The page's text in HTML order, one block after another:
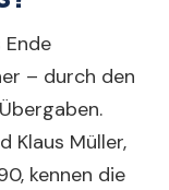
Ende
– durch den
Klaus Müller,
kennen die